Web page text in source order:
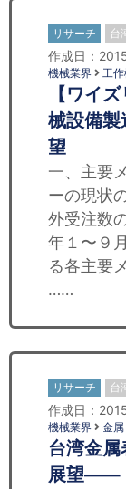
リサーチ 台
作成日：
機械業界 工
【ワイ
械設備
望
一、主要
ーの現状
外受注数
年１〜９
る各主要
……
リサーチ 台
作成日：
機械業界 金属
台湾金
展望——